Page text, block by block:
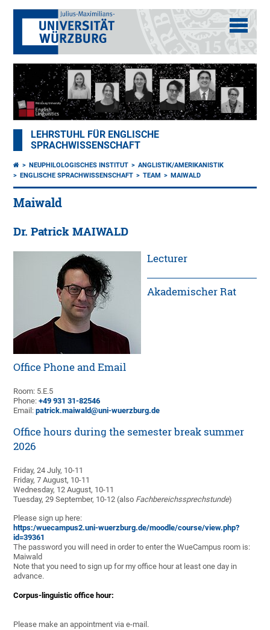
LEHRSTUHL FÜR ENGLISCHE
SPRACHWISSENSCHAFT
NEUPHILOLOGISCHES INSTITUT
ANGLISTIK/AMERIKANISTIK
ENGLISCHE SPRACHWISSENSCHAFT
TEAM MAIWALD
Maiwald
Dr. Patrick MAIWALD
Lecturer
Akademischer Rat
Office Phone and Email
Room: 5.E.5
Phone:+49 931 31-82546
Email:patrick.maiwald@uni-wuerzburg.de
Office hours during the semester break summer
2026
Friday, 24 July, 10-11
Friday, 7 August, 10-11
Wednesday, 12 August, 10-11
Tuesday, 29 September, 10-12 (also Fachbereichssprechstunde)
Please sign up here:
https:/wuecampus2.uni-wuerzburg.de/moodle/course/view.php?
id=39361
The password you will need in order to enter the WueCampus room is:
Maiwald
Note that you need to sign up for my office hour at least one day in
advance.
Corpus-linguistic office hour:
Please make an appointment via e-mail.